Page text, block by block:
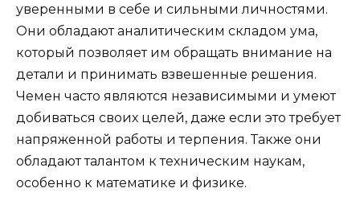
уверенными в себе и сильными личностями.
Они обладают аналитическим складом ума,
который позволяет им обращать внимание на
детали и принимать взвешенные решения.
Чемен часто являются независимыми и умеют
добиваться своих целей, даже если это требует
напряженной работы и терпения. Также они
обладают талантом к техническим наукам,
особенно к математике и физике.